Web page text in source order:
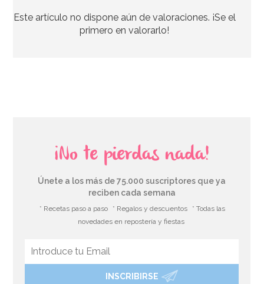
64,95€ 54,55€
Stand con Ondas Rosa para Tartas 27,5 cm
Este artículo no dispone aún de valoraciones. ¡Se el
primero en valorarlo!
¡No te pierdas nada!
Únete a los más de 75.000 suscriptores que ya
reciben cada semana
* Recetas paso a paso * Regalos y descuentos
* Todas las
novedades en repostería y fiestas
INSCRIBIRSE